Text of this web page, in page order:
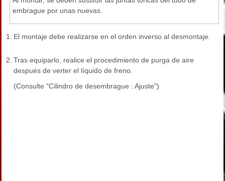
embrague por unas nuevas.
1. El montaje debe realizarse en el orden inverso al desmontaje.
2. Tras equiparlo, realice el procedimiento de purga de aire
después de verter el líquido de freno.
(Consulte "Cilindro de desembrague : Ajuste")